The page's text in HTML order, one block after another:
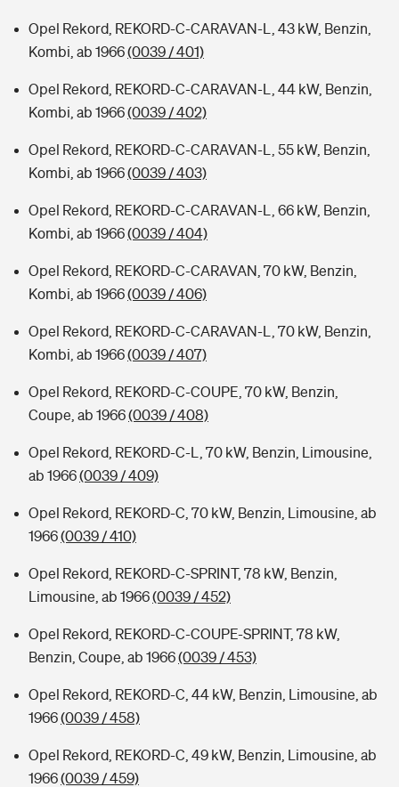
Opel Rekord, REKORD-C-CARAVAN-L, 43 kW, Benzin,
Kombi, ab 1966(0039 / 401)
Opel Rekord, REKORD-C-CARAVAN-L, 44 kW, Benzin,
Kombi, ab 1966(0039 / 402)
Opel Rekord, REKORD-C-CARAVAN-L, 55 kW, Benzin,
Kombi, ab 1966(0039 / 403)
Opel Rekord, REKORD-C-CARAVAN-L, 66 kW, Benzin,
Kombi, ab 1966(0039 / 404)
Opel Rekord, REKORD-C-CARAVAN, 70 kW, Benzin,
Kombi, ab 1966(0039 / 406)
Opel Rekord, REKORD-C-CARAVAN-L, 70 kW, Benzin,
Kombi, ab 1966(0039 / 407)
Opel Rekord, REKORD-C-COUPE, 70 kW, Benzin,
Coupe, ab 1966(0039 / 408)
Opel Rekord, REKORD-C-L, 70 kW, Benzin, Limousine,
ab 1966(0039 / 409)
Opel Rekord, REKORD-C, 70 kW, Benzin, Limousine, ab
1966(0039 / 410)
Opel Rekord, REKORD-C-SPRINT, 78 kW, Benzin,
Limousine, ab 1966(0039 / 452)
Opel Rekord, REKORD-C-COUPE-SPRINT, 78 kW,
Benzin, Coupe, ab 1966(0039 / 453)
Opel Rekord, REKORD-C, 44 kW, Benzin, Limousine, ab
1966(0039 / 458)
Opel Rekord, REKORD-C, 49 kW, Benzin, Limousine, ab
1966(0039 / 459)